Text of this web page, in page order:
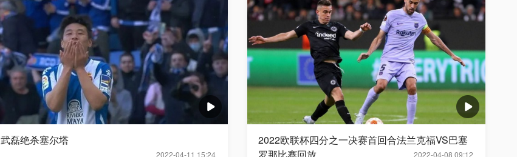
2022-04-11 15:24
武磊绝杀塞尔塔
2022-04-08 09:12
2022欧联杯四分之一决赛首回合法兰克福VS巴塞